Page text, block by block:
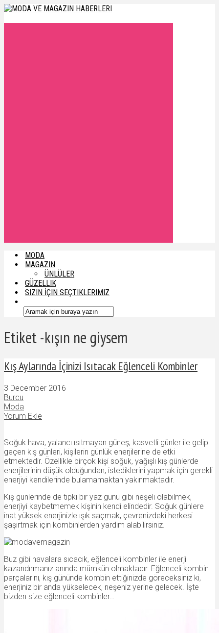
MODA
MAGAZIN
ÜNLÜLER
GÜZELLIK
SIZIN İÇIN SEÇTIKLERIMIZ
Etiket -kışın ne giysem
Kış Aylarında İçinizi Isıtacak Eğlenceli Kombinler
3 December 2016
Burcu
Moda
Yorum Ekle
Soğuk hava, yalancı ısıtmayan güneş, kasvetli günler ile gelip
geçen kış günleri, kişilerin günlük enerjilerine de etki
etmektedir. Özellikle birçok kişi soğuk, yağışlı kış günlerde
enerjilerinin düşük olduğundan, istediklerini yapmak için gerekli
enerjiyi kendilerinde bulamamaktan yakınmaktadır.
Kış günlerinde de tıpkı bir yaz günü gibi neşeli olabilmek,
enerjiyi kaybetmemek kişinin kendi elindedir. Soğuk günlere
inat yüksek enerjinizle ışık saçmak, çevrenizdeki herkesi
şaşırtmak için kombinlerden yardım alabilirsiniz.
Buz gibi havalara sıcacık, eğlenceli kombinler ile enerji
kazandırmanız anında mümkün olmaktadır. Eğlenceli kombin
parçalarını, kış gününde kombin ettiğinizde göreceksiniz ki,
enerjiniz bir anda yükselecek, neşeniz yerine gelecek. İşte
bizden size eğlenceli kombinler…